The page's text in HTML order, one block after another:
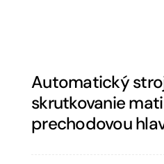
Automatický
skrutkovanie
prechodovou